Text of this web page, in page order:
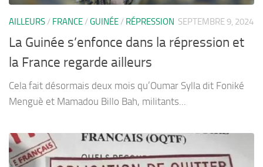
AILLEURS / FRANCE /GUINÉE / RÉPRESSION SEPTEMBRE 9, 2024
La Guinée s’enfonce dans la répression et
la France regarde ailleurs
Cela fait désormais deux mois qu’Oumar Sylla dit Foniké
Menguè et Mamadou Billo Bah, militants...